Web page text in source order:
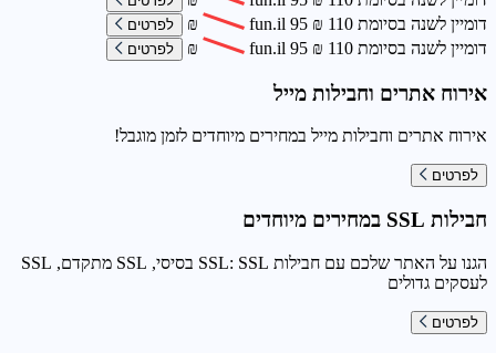
דומיין לשנה בסיומת fun.il 95 ₪ 110
₪ לפרטים
דומיין לשנה בסיומת fun.il 95 ₪ 110
₪ לפרטים
אירוח אתרים וחבילות מייל
אירוח אתרים וחבילות מייל במחירים מיוחדים לזמן מוגבל!
לפרטים
חבילות SSL במחירים מיוחדים
הגנו על האתר שלכם עם חבילות SSL: SSL בסיסי, SSL מתקדם, SSL
לעסקים גדולים
לפרטים